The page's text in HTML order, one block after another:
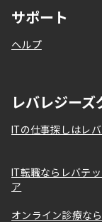
サポート
ヘルプ
レバレジー
ITの仕事探しはレ
IT転職ならレバテ
ア
オンライン診療な